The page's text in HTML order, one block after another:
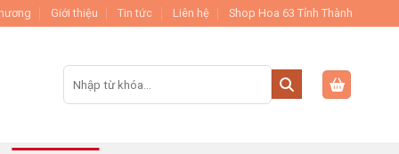
Giới thiệu Tin tức Liên hệ Shop Hoa 63 Tỉnh Thành
Tìm
kiếm: